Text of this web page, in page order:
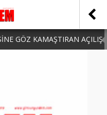
GÖZ KAMAŞTIRAN AÇILIŞ